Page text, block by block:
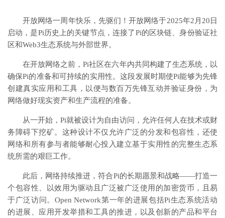
开放网络一周年快乐，先驱们！开放网络于2025年2月20日
启动，是Pi历史上的关键节点，连接了Pi的区块链、身份验证社
区和Web3生态系统与外部世界。
在开放网络之前，Pi社区在六年内共同构建了生态系统，以
确保Pi的准备和可持续的实用性。这段发展时期使Pi能够为先锋
创建真实应用和工具，以便与数百万先锋互动并验证身份，为
网络做好现实资产和生产流程的准备。
从一开始，Pi就被设计为自由访问，允许任何人在技术或财
务障碍下挖矿。这种设计不仅允许广泛的分发和包容性，还使
网络和所有参与者能够耐心投入建立基于实用性的完整生态系
统所需的艰巨工作。
此后，网络持续推进，符合Pi的长期愿景和战略——打造一
个包容性、以效用为驱动且广泛被广泛使用的加密货币，且易
于广泛访问。Open Network第一年的进展包括Pi生态系统活动
的进展、应用开发举措和工具的推进，以及创新的产品和平台